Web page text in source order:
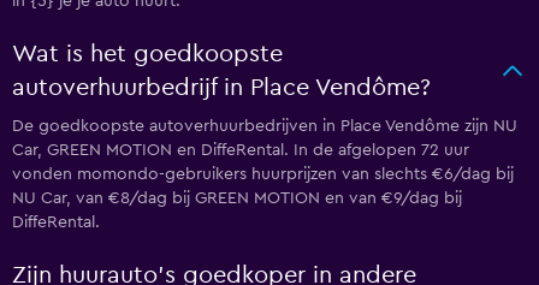
Wat is het goedkoopste
autoverhuurbedrijf in Place Vendôme?
De goedkoopste autoverhuurbedrijven in Place Vendôme zijn NU
Car, GREEN MOTION en DiffeRental. In de afgelopen 72 uur
vonden momondo-gebruikers huurprijzen van slechts €6/dag bij
NU Car, van €8/dag bij GREEN MOTION en van €9/dag bij
DiffeRental.
Zijn huurauto's goedkoper in andere